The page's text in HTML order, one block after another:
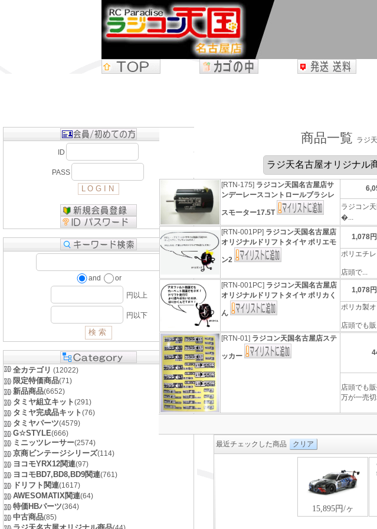
ID
PASS
and or
円以上
円以下
全カテゴリ (12022)
限定特価商品(71)
新品商品(6652)
タミヤ組立キット(291)
タミヤ完成品キット(76)
タミヤパーツ(4579)
G☆STYLE(666)
ミニッツレーサー(2574)
京商ビンテージシリーズ(114)
ヨコモYRX12関連(97)
ヨコモBD7,BD8,BD9関連(761)
ドリフト関連(1617)
AWESOMATIX関連(64)
特価HBパーツ(364)
中古商品(85)
商品一覧 ラジ
[RTN-175] ラジコン天国名古屋店サ
ンデーレースコントロールブラシレ
スモーター17.5T
ラジコン
�...
[RTN-001PP] ラジコン天国名古屋店
オリジナルドリフトタイヤ ポリエモ
ン2
1,078
ポリエチ
店頭で...
[RTN-001PC] ラジコン天国名古屋店
オリジナルドリフトタイヤ ポリカく
ん
1,078
ポリカ製
店頭でも
[RTN-01] ラジコン天国名古屋店ステ
ッカー
店頭でも
万が一売
最近チェックした商品 クリア